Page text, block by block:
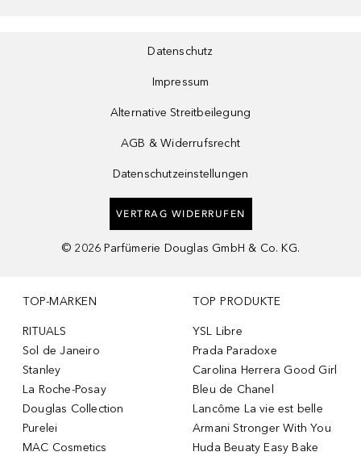
Datenschutz
Impressum
Alternative Streitbeilegung
AGB & Widerrufsrecht
Datenschutzeinstellungen
VERTRAG WIDERRUFEN
© 2026 Parfümerie Douglas GmbH & Co. KG.
TOP-MARKEN
RITUALS
Sol de Janeiro
Stanley
La Roche-Posay
Douglas Collection
Purelei
MAC Cosmetics
TOP PRODUKTE
YSL Libre
Prada Paradoxe
Carolina Herrera Good Girl
Bleu de Chanel
Lancôme La vie est belle
Armani Stronger With You
Huda Beuaty Easy Bake